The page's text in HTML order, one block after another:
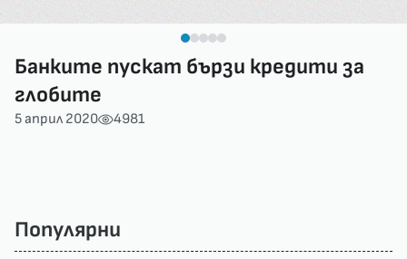
Банките пускат бързи кредити за
глобите
5 април 2020 4981
Популярни